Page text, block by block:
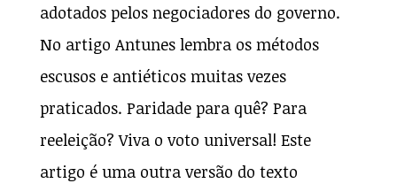
adotados pelos negociadores do governo.
No artigo Antunes lembra os métodos
escusos e antiéticos muitas vezes
praticados. Paridade para quê? Para
reeleição? Viva o voto universal! Este
artigo é uma outra versão do texto